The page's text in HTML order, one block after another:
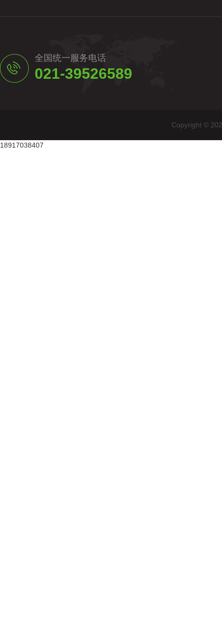
全国统一服务电话
021-39526589
Copyright ©
18917038407